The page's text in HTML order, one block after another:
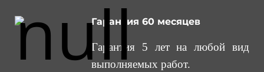
Гарантия 60 месяцев
Гарантия 5 лет на любой вид
выполняемых работ.